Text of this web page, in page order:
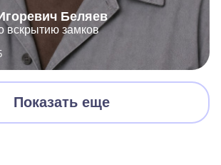
Беляев
вскрытию замков
Показать еще